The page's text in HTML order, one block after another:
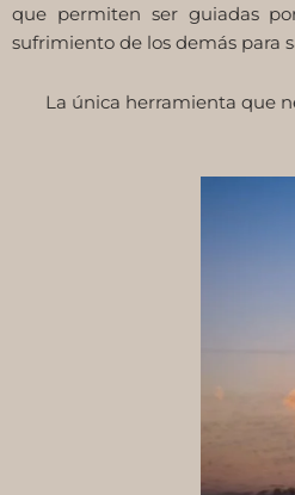
que permiten ser guiadas
sufrimiento de los demás para
La única herramienta que